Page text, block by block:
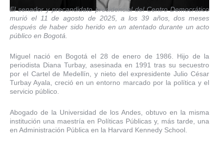
El senador y precandidato presidencial del Centro Democrático
murió el 11 de agosto de 2025, a los 39 años, dos meses
después de haber sido herido en un atentado durante un acto
público en Bogotá.
Miguel nació en Bogotá el 28 de enero de 1986. Hijo de la
periodista Diana Turbay, asesinada en 1991 tras su secuestro
por el Cartelde Medellín, y nieto del expresidente Julio César
Turbay Ayala, creció en un entorno marcado por la política y el
servicio público.
Abogado de la Universidad de los Andes, obtuvo en la misma
institución una maestría en Políticas Públicas y, más tarde, una
en Administración Pública en la Harvard Kennedy School.